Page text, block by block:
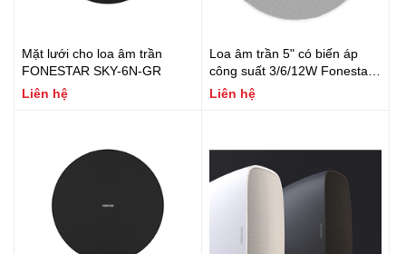
Mặt lưới cho loa âm trần
FONESTAR SKY-6N-GR
Liên hệ
Loa âm trần 5" có biến áp
công suất 3/6/12W Fonestar
Model: SKY-5T
Liên hệ